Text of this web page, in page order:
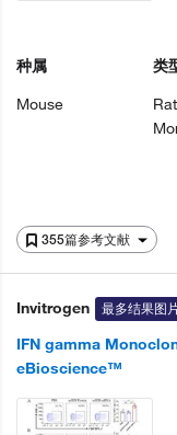
355篇参考文献
种属
Mouse
类
Rat
Invitrogen 最多结果图
IFN gamma
eBioscience™